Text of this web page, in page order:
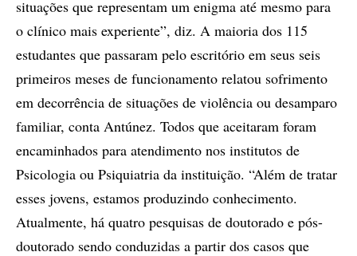
situações que representam um enigma até mesmo para
o clínico mais experiente”, diz. A maioria dos 115
estudantes que passaram pelo escritório em seus seis
primeiros meses de funcionamento relatou sofrimento
em decorrência de situações de violência ou desamparo
familiar, conta Antúnez. Todos que aceitaram foram
encaminhados para atendimento nos institutos de
Psicologia ou Psiquiatria da instituição. “Além de tratar
esses jovens, estamos produzindo conhecimento.
Atualmente, há quatro pesquisas de doutorado e pós-
doutorado sendo conduzidas a partir dos casos que